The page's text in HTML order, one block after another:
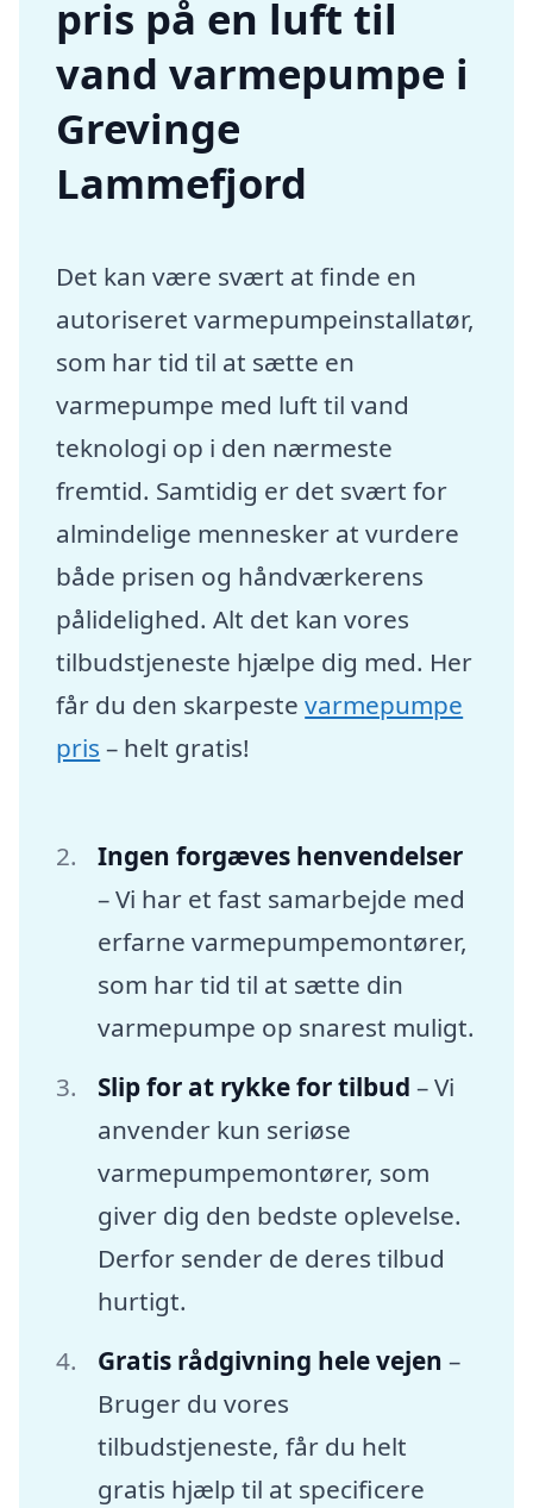
pris på en luft til
vand varmepumpe i
Grevinge
Lammefjord
Det kan være svært at finde en
autoriseret varmepumpeinstallatør,
som har tid til at sætte en
varmepumpe med luft til vand
teknologi op i den nærmeste
fremtid. Samtidig er det svært for
almindelige mennesker at vurdere
både prisen og håndværkerens
pålidelighed. Alt det kan vores
tilbudstjeneste hjælpe dig med. Her
får du den skarpestevarmepumpe
pris – helt gratis!
Ingen forgæves henvendelser
– Vi har et fast samarbejde med
erfarne varmepumpemontører,
som har tid til at sætte din
varmepumpe op snarest muligt.
Slip for at rykke for tilbud – Vi
anvender kun seriøse
varmepumpemontører, som
giver dig den bedste oplevelse.
Derfor sender de deres tilbud
hurtigt.
Gratis rådgivning hele vejen –
Bruger du vores
tilbudstjeneste, får du helt
gratis hjælp til at specificere